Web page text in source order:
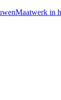
Maatwerk in